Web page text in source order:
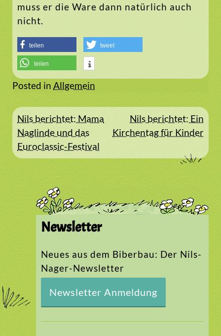
muss er die Ware dann natürlich auch
nicht.
teilen tweet
teilen
Posted in Allgemein
Beitragsnavigation
Nils berichtet: Mama
Naglinde und das
Euroclassic-Festival
Nils berichtet: Ein
Kirchentag für Kinder
Newsletter
Neues aus dem Biberbau: Der Nils-
Nager-Newsletter
Newsletter Anmeldung